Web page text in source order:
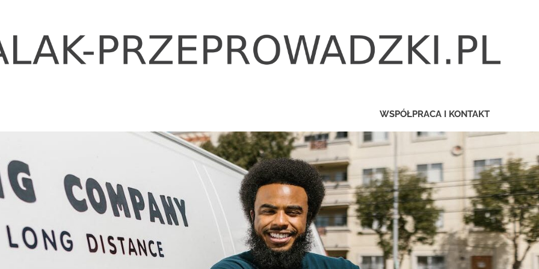
WSPÓŁPRACA I KONTAKT